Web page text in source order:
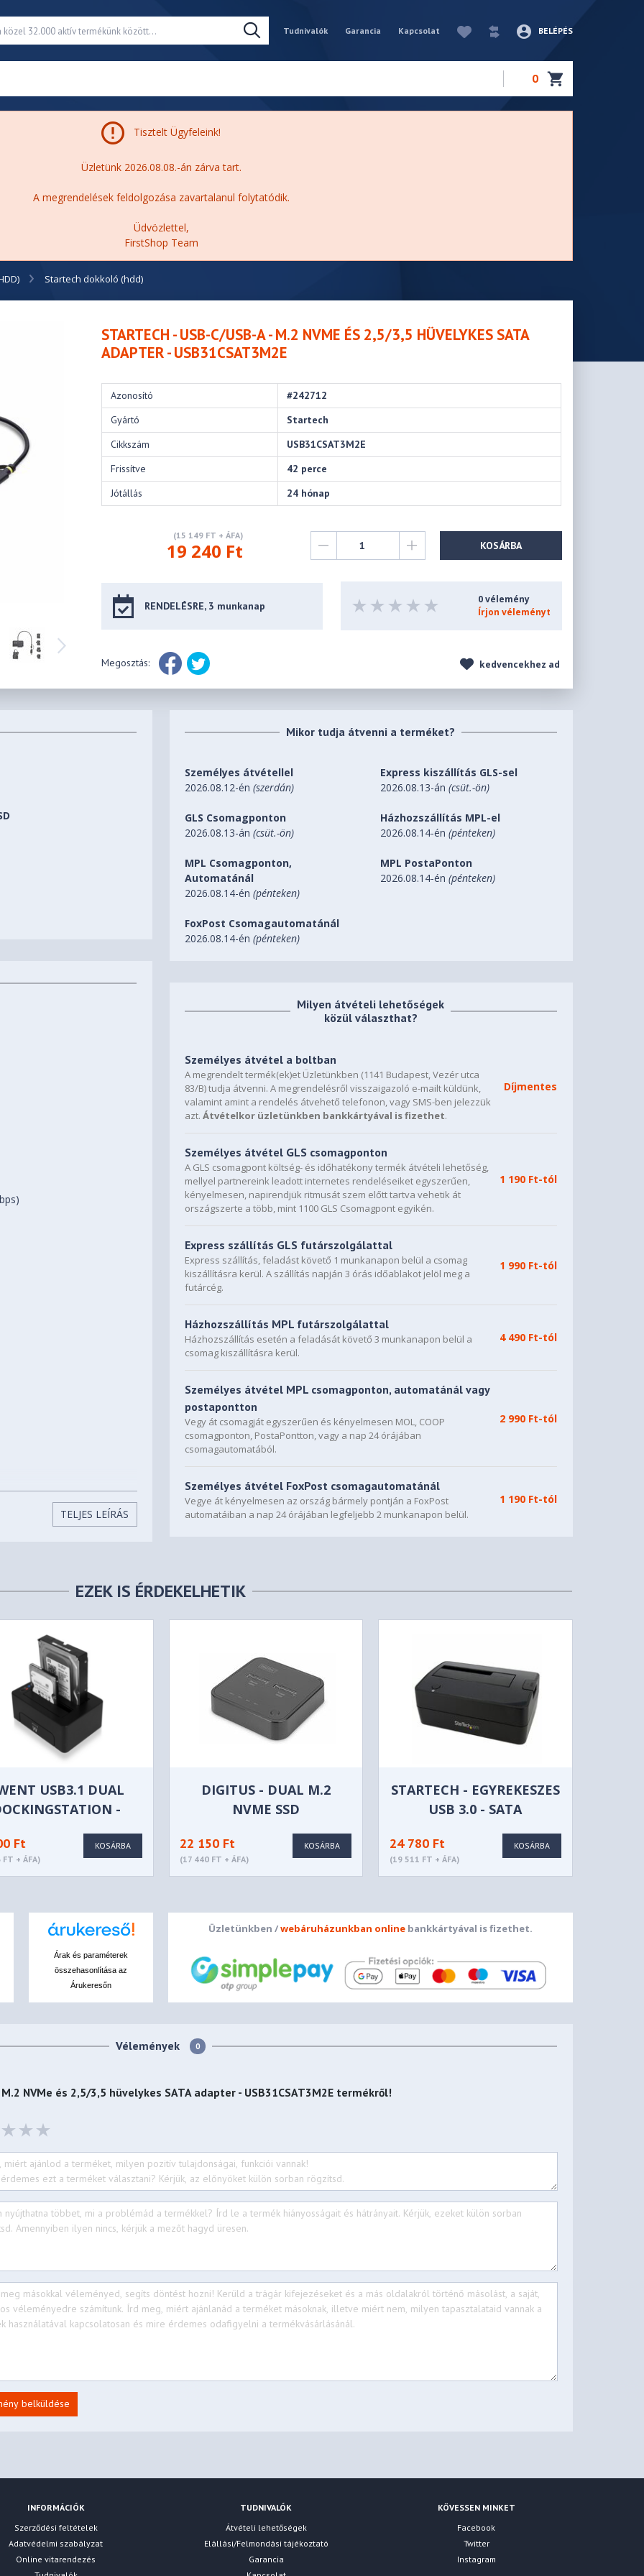
Tudnivalók Garancia Kapcsolat BELÉPÉS
0
Tisztelt Ügyfeleink!
Üzletünk 2026.08.08.-án zárva tart.
A megrendelések feldolgozása zavartalanul folytatódik.
Üdvözlettel,
FirstShop Team
Startech dokkoló (hdd)
STARTECH - USB-C/USB-A - M.2 NVME ÉS 2,5/3,5 HÜVELYKES SATA
ADAPTER - USB31CSAT3M2E
Azonosító
#242712
Gyártó
Startech
Cikkszám
USB31CSAT3M2E
Frissítve
42 perce
Jótállás
24 hónap
(15 149 FT + ÁFA)
19 240 Ft KOSÁRBA
RENDELÉSRE, 3 munkanap
0 vélemény
Írjon véleményt
Megosztás: kedvencekhez ad
TELJES LEÍRÁS
Mikor tudja átvenni a terméket?
Személyes átvétellel
2026.08.12-én(szerdán)
Express kiszállítás GLS-sel
2026.08.13-án (csüt.-ön)
GLS Csomagponton
2026.08.13-án(csüt.-ön)
Házhozszállítás MPL-el
2026.08.14-én (pénteken)
MPL Csomagponton,
Automatánál
2026.08.14-én(pénteken)
MPL PostaPonton
2026.08.14-én (pénteken)
FoxPost Csomagautomatánál
2026.08.14-én(pénteken)
Milyen átvételi lehetőségek
közül választhat?
Személyes átvétel a boltban
A megrendelt termék(ek)et Üzletünkben (1141 Budapest, Vezér utca
83/B) tudja átvenni. A megrendelésről visszaigazoló e-mailt küldünk,
valamint amint a rendelés átvehető telefonon, vagy SMS-ben jelezzük
azt.Átvételkor üzletünkben bankkártyával is fizethet.
Díjmentes
Személyes átvétel GLS csomagponton
A GLS csomagpont költség- és időhatékony termék átvételi lehetőség,
mellyel partnereink leadott internetes rendeléseiket egyszerűen,
kényelmesen, napirendjük ritmusát szem előtt tartva vehetik át
országszerte a több, mint 1100 GLS Csomagpont egyikén.
1 190 Ft-tól
Express szállítás GLS futárszolgálattal
Express szállítás, feladást követő 1 munkanapon belül a csomag
kiszállításra kerül. A szállítás napján 3 órás időablakot jelöl meg a
futárcég.
1 990 Ft-tól
Házhozszállítás MPL futárszolgálattal
Házhozszállítás esetén a feladását követő 3 munkanapon belül a
csomag kiszállításra kerül.
4 490 Ft-tól
Személyes átvétel MPL csomagponton, automatánál vagy
postapontton
Vegy át csomagját egyszerűen és kényelmesen MOL, COOP
csomagponton, PostaPontton, vagy a nap 24 órájában
csomagautomatából.
2 990 Ft-tól
Személyes átvétel FoxPost csomagautomatánál
Vegye át kényelmesen az ország bármely pontján a FoxPost
automatáiban a nap 24 órájában legfeljebb 2 munkanapon belül.
1 190 Ft-tól
EZEK IS ÉRDEKELHETIK
USB3.1 DUAL
-
Ft
+ ÁFA)
KOSÁRBA
DIGITUS - DUAL M.2
NVME SSD
OFFLINE KLÓNOZÁSI
FUNKCIÓVAL, USB-C™ -
22 150 Ft
(17 440 FT + ÁFA)
KOSÁRBA
STARTECH - EGYREKESZES
USB 3.0 - SATA
DOKKOLÓÁLLOMÁS -
SATDOCKU3S
24 780 Ft
(19 511 FT + ÁFA)
KOSÁRBA
Árak és paraméterek
összehasonlítása az
Árukeresőn
Üzletünkben /webáruházunkban online bankkártyával is fizethet.
Vélemények 0
NVMe és 2,5/3,5 hüvelykes SATA adapter - USB31CSAT3M2E termékről!
belküldése
INFORMÁCIÓK
Szerződési feltételek
Adatvédelmi szabályzat
Online vitarendezés
TUDNIVALÓK
Átvételi lehetőségek
Elállási/Felmondási tájékoztató
Garancia
KÖVESSEN MINKET
Facebook
Twitter
Instagram